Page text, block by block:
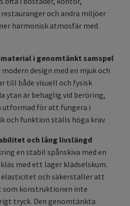
och andra miljöer
harmonisk atmosfär med
i genomtänkt samspel
design med en mjuk och
till både visuell och fysisk
ytan är behaglig vid beröring,
utformad för att fungera i
och funktion ställs höga krav.
och lång livslängd
en stabil spånskiva med en
med ett lager klädselskum.
elasticitet och säkerställer att
som konstruktionen inte
tryck. Den genomtänkta